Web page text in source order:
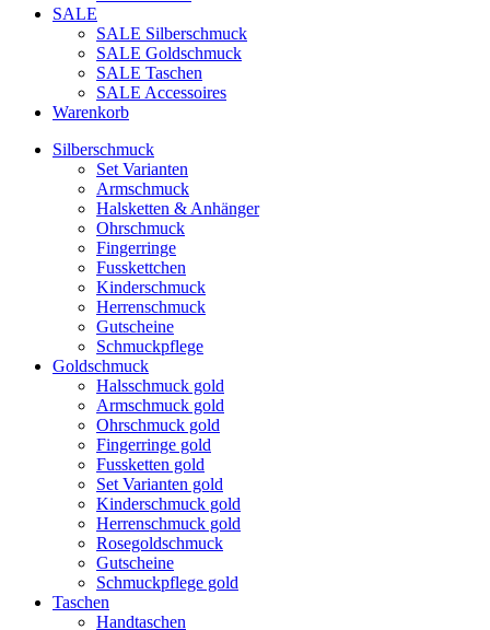
SALE
SALE Silberschmuck
SALE Goldschmuck
SALE Taschen
SALE Accessoires
Warenkorb
Silberschmuck
Set Varianten
Armschmuck
Halsketten & Anhänger
Ohrschmuck
Fingerringe
Fusskettchen
Kinderschmuck
Herrenschmuck
Gutscheine
Schmuckpflege
Goldschmuck
Halsschmuck gold
Armschmuck gold
Ohrschmuck gold
Fingerringe gold
Fussketten gold
Set Varianten gold
Kinderschmuck gold
Herrenschmuck gold
Rosegoldschmuck
Gutscheine
Schmuckpflege gold
Taschen
Handtaschen